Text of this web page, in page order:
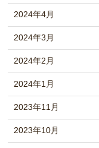
2024年4月
2024年3月
2024年2月
2024年1月
2023年11月
2023年10月